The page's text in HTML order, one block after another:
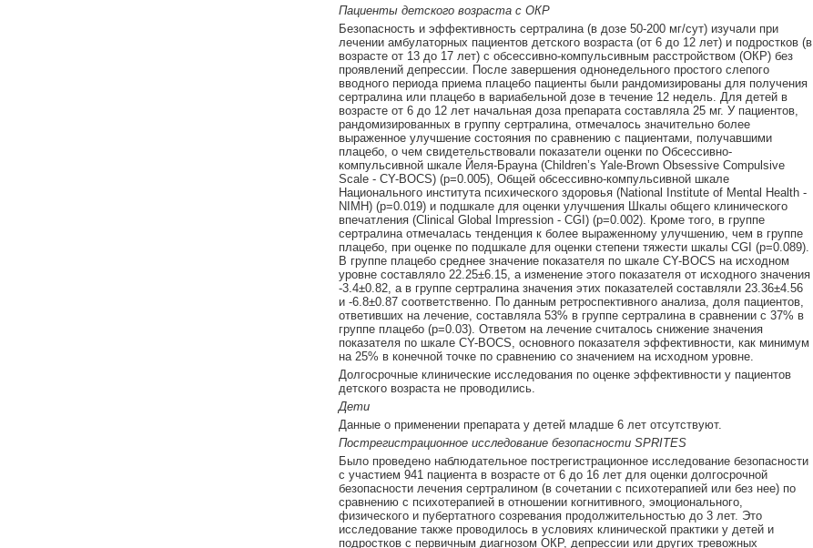
Пациенты детского возраста с ОКР
Безопасность и эффективность сертралина (в дозе 50-200 мг/сут) изучали при
лечении амбулаторных пациентов детского возраста (от 6 до 12 лет) и подростков (в
возрасте от 13 до 17 лет) с обсессивно-компульсивным расстройством (ОКР) без
проявлений депрессии. После завершения однонедельного простого слепого
вводного периода приема плацебо пациенты были рандомизированы для получения
сертралина или плацебо в вариабельной дозе в течение 12 недель. Для детей в
возрасте от 6 до 12 лет начальная доза препарата составляла 25 мг. У пациентов,
рандомизированных в группу сертралина, отмечалось значительно более
выраженное улучшение состояния по сравнению с пациентами, получавшими
плацебо, о чем свидетельствовали показатели оценки по Обсессивно-
компульсивной шкале Йеля-Брауна (Children’s Yale-Brown Obsessive Compulsive
Scale - CY-BOCS) (p=0.005), Общей обсессивно-компульсивной шкале
Национального института психического здоровья (National Institute of Mental Health -
NIMH) (p=0.019) и подшкале для оценки улучшения Шкалы общего клинического
впечатления (Clinical Global Impression - CGI) (p=0.002). Кроме того, в группе
сертралина отмечалась тенденция к более выраженному улучшению, чем в группе
плацебо, при оценке по подшкале для оценки степени тяжести шкалы CGI (р=0.089).
В группе плацебо среднее значение показателя по шкале CY-BOCS на исходном
уровне составляло 22.25±6.15, а изменение этого показателя от исходного значения
-3.4±0.82, а в группе сертралина значения этих показателей составляли 23.36±4.56
и -6.8±0.87 соответственно. По данным ретроспективного анализа, доля пациентов,
ответивших на лечение, составляла 53% в группе сертралина в сравнении с 37% в
группе плацебо (р=0.03). Ответом на лечение считалось снижение значения
показателя по шкале CY-BOCS, основного показателя эффективности, как минимум
на 25% в конечной точке по сравнению со значением на исходном уровне.
Долгосрочные клинические исследования по оценке эффективности у пациентов
детского возраста не проводились.
Дети
Данные о применении препарата у детей младше 6 лет отсутствуют.
Пострегистрационное исследование безопасности SPRITES
Было проведено наблюдательное пострегистрационное исследование безопасности
с участием 941 пациента в возрасте от 6 до 16 лет для оценки долгосрочной
безопасности лечения сертралином (в сочетании с психотерапией или без нее) по
сравнению с психотерапией в отношении когнитивного, эмоционального,
физического и пубертатного созревания продолжительностью до 3 лет. Это
исследование также проводилось в условиях клинической практики у детей и
подростков с первичным диагнозом ОКР, депрессии или других тревожных